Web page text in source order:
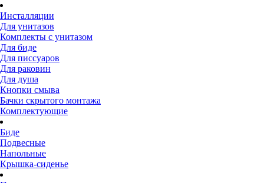
Инсталляции
Для унитазов
Комплекты с унитазом
Для биде
Для писсуаров
Для раковин
Для душа
Кнопки смыва
Бачки скрытого монтажа
Комплектующие
Биде
Подвесные
Напольные
Крышка-сиденье